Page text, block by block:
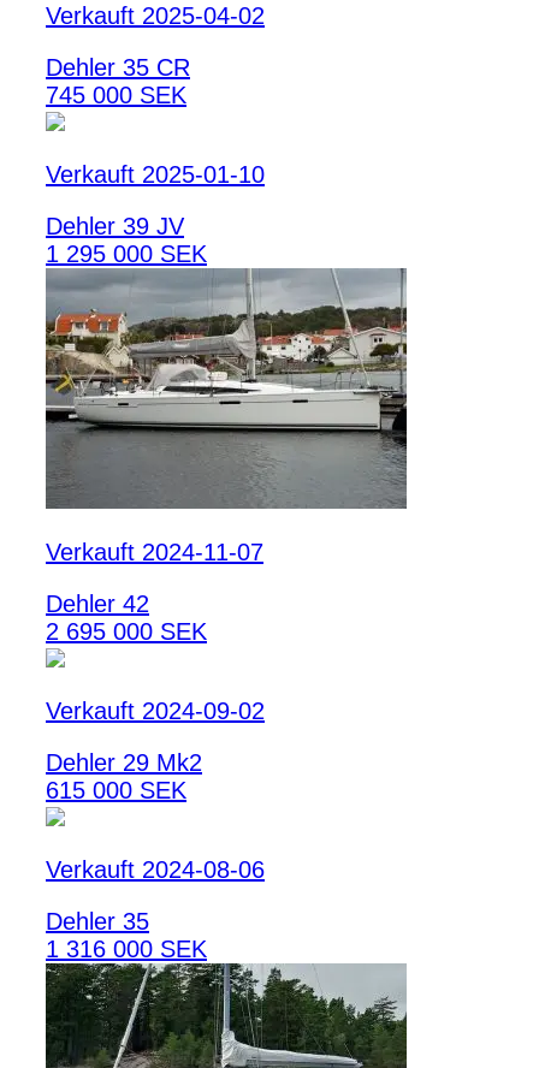
Verkauft 2025-04-02
Dehler 35 CR
745 000 SEK
Verkauft 2025-01-10
Dehler 39 JV
1 295 000 SEK
Verkauft 2024-11-07
Dehler 42
2 695 000 SEK
Verkauft 2024-09-02
Dehler 29 Mk2
615 000 SEK
Verkauft 2024-08-06
Dehler 35
1 316 000 SEK